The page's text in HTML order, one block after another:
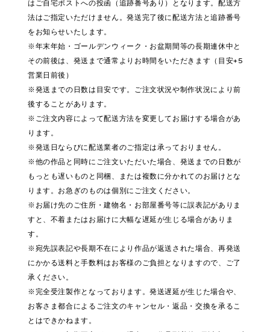
はご自宅ポストへの投函（追跡番号あり）となります。配送方
法はご指定いただけません。発送完了後に配送方法と追跡番号
をお知らせいたします。
※年末年始・ゴールデンウィーク・お盆期間等の長期連休中と
その前後は、発送まで通常よりお時間をいただきます（目安+5
営業日前後）
※発送までの日数は目安です。ご注文状況や制作状況により前
後することがあります。
※ご注文内容によって配送方法を変更してお届けする場合があ
ります。
※発送日ならびに配送業者のご指定は承っておりません。
※他の作品と同時にご注文いただいた場合、発送までの日数が
もっとも遅いものと同梱、または複数に分かれてのお届けとな
ります。お急ぎのものは個別にご注文ください。
※お届け先のご住所・建物名・お部屋番号等に誤表記がありま
すと、不着またはお届けに大幅な遅延が生じる場合がありま
す。
※宛先誤表記や長期不在により作品が返送された場合、再発送
にかかる送料と手数料はお客様のご負担となりますので、ご了
承ください。
※完全受注製作となっております。発送遅延が生じた場合や、
お客さま都合によるご注文のキャンセル・返品・交換を承るこ
とはできかねます。